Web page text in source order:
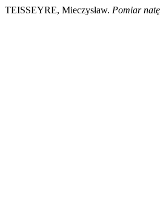
TEISSEYRE, Mieczysław. Pomiar